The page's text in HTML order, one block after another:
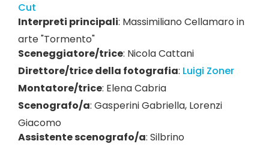
Cut
Interpreti principali: Massimiliano Cellamaro in
arte "Tormento"
Sceneggiatore/trice: Nicola Cattani
Direttore/trice della fotografia: Luigi Zoner
Montatore/trice: Elena Cabria
Scenografo/a: Gasperini Gabriella, Lorenzi
Giacomo
Assistente scenografo/a: Silbrino